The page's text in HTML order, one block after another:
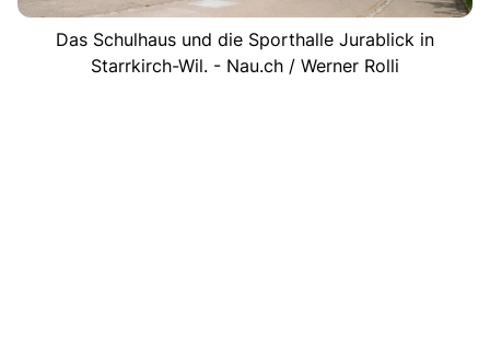
Das Schulhaus und die Sporthalle Jurablick in
Starrkirch-Wil. - Nau.ch / Werner Rolli